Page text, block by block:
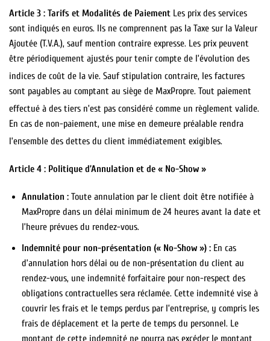
Article 3 : Tarifs et Modalités de Paiement Les prix des services
sont indiqués en euros. Ils ne comprennent pas la Taxe sur la Valeur
Ajoutée (T.V.A.), sauf mention contraire expresse. Les prix peuvent
être périodiquement ajustés pour tenir compte de l’évolution des
indices de coût de la vie. Sauf stipulation contraire, les factures
sont payables au comptant au siège de MaxPropre. Tout paiement
effectué à des tiers n’est pas considéré comme un règlement valide.
En cas de non-paiement, une mise en demeure préalable rendra
l’ensemble des dettes du client immédiatement exigibles.
Article 4 : Politique d’Annulation et de « No-Show »
Annulation :Toute annulation par le client doit être notifiée à
MaxPropre dans un délai minimum de 24 heures avant la date et
l’heure prévues du rendez-vous.
Indemnité pour non-présentation (« No-Show ») :En cas
d’annulation hors délai ou de non-présentation du client au
rendez-vous, une indemnité forfaitaire pour non-respect des
obligations contractuelles sera réclamée. Cette indemnité vise à
couvrir les frais et le temps perdus par l’entreprise, y compris les
frais de déplacement et la perte de temps du personnel. Le
montant de cette indemnité ne pourra pas excéder le montant